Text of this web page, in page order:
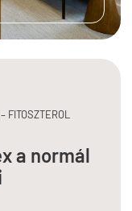
FITOSZTEROL
a normál